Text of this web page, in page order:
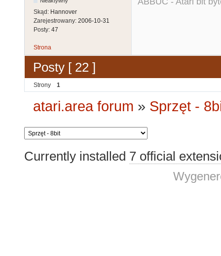
Skąd: Hannover
Zarejestrowany: 2006-10-31
Posty: 47
Strona
Posty [ 22 ]
Strony 1
atari.area forum » Sprzęt -
Currently installed 7 official